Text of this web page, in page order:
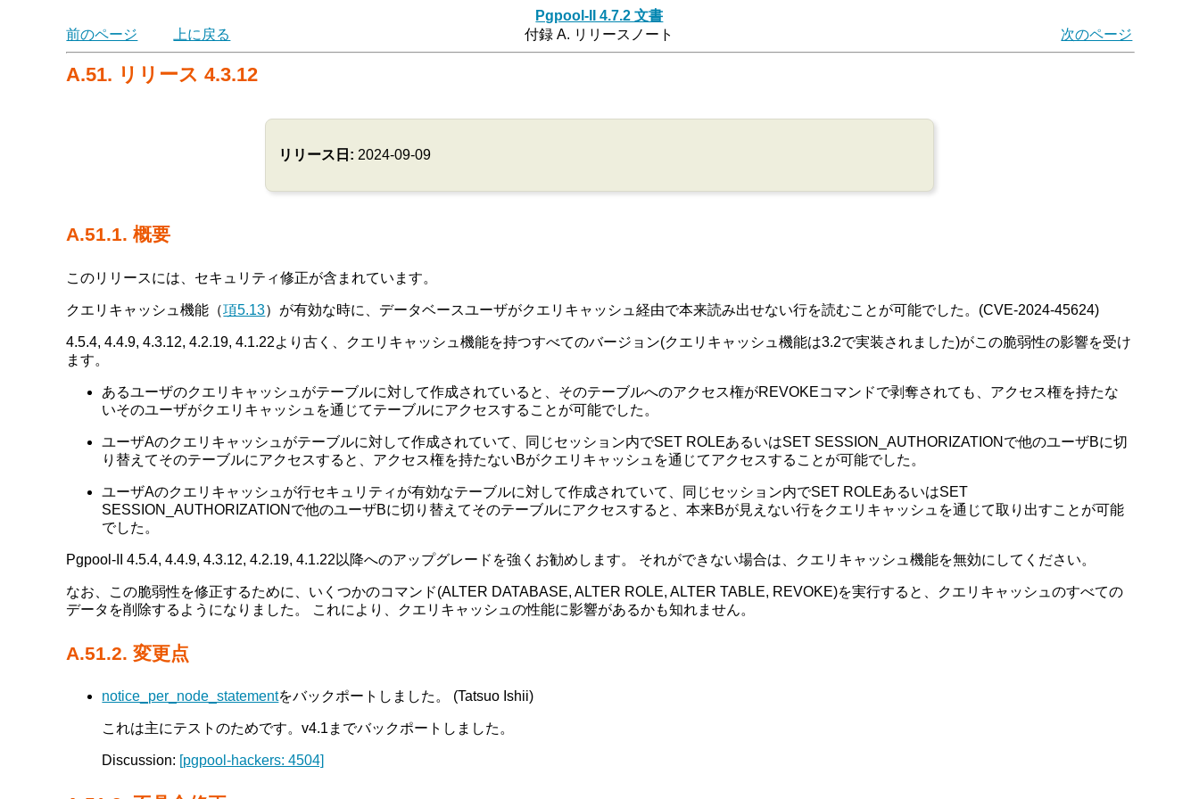
Pgpool-II 4.7.2 文書
前のページ
上に戻る 付録 A. リリースノート 次のページ
A.51. リリース 4.3.12
リリース日: 2024-09-09
A.51.1. 概要
このリリースには、セキュリティ修正が含まれています。
クエリキャッシュ機能（項5.13）が有効な時に、データベースユーザがクエリキャッシュ経由で本来読み出せない行を読むことが可能でした。(CVE-2024-45624)
4.5.4, 4.4.9, 4.3.12, 4.2.19, 4.1.22より古く、クエリキャッシュ機能を持つすべてのバージョン(クエリキャッシュ機能は3.2で実装されました)がこの脆弱性の影響を受け
ます。
あるユーザのクエリキャッシュがテーブルに対して作成されていると、そのテーブルへのアクセス権がREVOKEコマンドで剥奪されても、アクセス権を持たな
いそのユーザがクエリキャッシュを通じてテーブルにアクセスすることが可能でした。
ユーザAのクエリキャッシュがテーブルに対して作成されていて、同じセッション内でSET ROLEあるいはSET SESSION_AUTHORIZATIONで他のユーザBに切
り替えてそのテーブルにアクセスすると、アクセス権を持たないBがクエリキャッシュを通じてアクセスすることが可能でした。
ユーザAのクエリキャッシュが行セキュリティが有効なテーブルに対して作成されていて、同じセッション内でSET ROLEあるいはSET
SESSION_AUTHORIZATIONで他のユーザBに切り替えてそのテーブルにアクセスすると、本来Bが見えない行をクエリキャッシュを通じて取り出すことが可能
でした。
Pgpool-II 4.5.4, 4.4.9, 4.3.12, 4.2.19, 4.1.22以降へのアップグレードを強くお勧めします。 それができない場合は、クエリキャッシュ機能を無効にしてください。
なお、この脆弱性を修正するために、いくつかのコマンド(ALTER DATABASE, ALTER ROLE, ALTER TABLE, REVOKE)を実行すると、クエリキャッシュのすべての
データを削除するようになりました。 これにより、クエリキャッシュの性能に影響があるかも知れません。
A.51.2. 変更点
notice_per_node_statementをバックポートしました。 (Tatsuo Ishii)
これは主にテストのためです。v4.1までバックポートしました。
Discussion: [pgpool-hackers: 4504]